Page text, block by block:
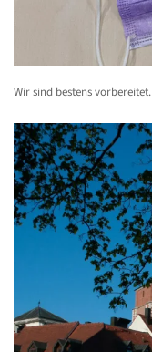
Wir sind bestens vorbereitet.